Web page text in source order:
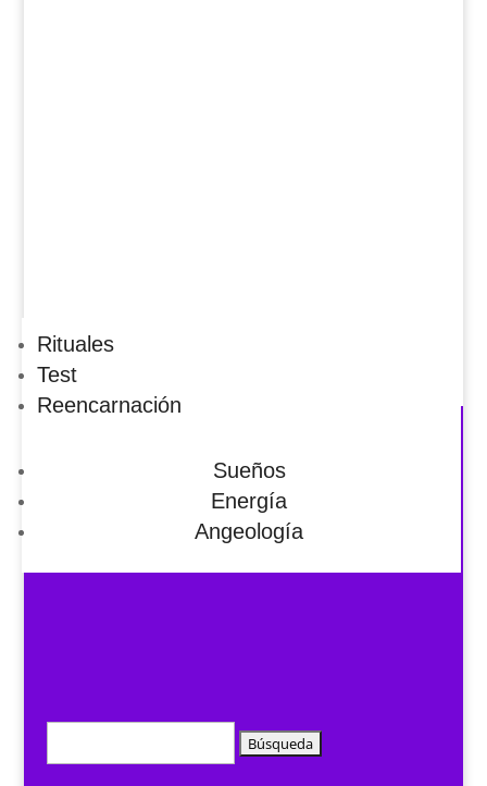
Rituales
Test
Reencarnación
Sueños
Energía
Angeología